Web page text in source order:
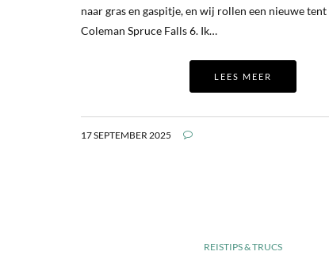
naar gras en gaspitje, en wij rollen een nieuwe
Coleman Spruce Falls 6. Ik…
LEES MEER
17 SEPTEMBER 2025
REISTIPS & TRUCS